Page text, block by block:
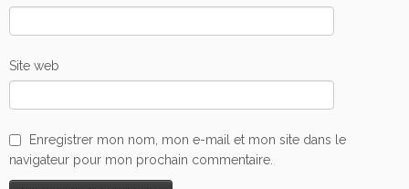
Site web
Enregistrer mon nom, mon e-mail et mon site dans le
navigateur pour mon prochain commentaire.